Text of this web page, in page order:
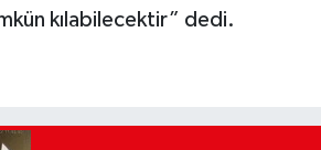
kılabilecektir” dedi.